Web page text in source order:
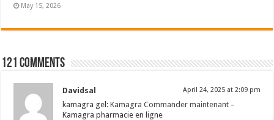
May 15, 2026
121 comments
Davidsal April 24, 2025 at 2:09 pm
kamagra gel:Kamagra Commander maintenant –
Kamagra pharmacie en ligne